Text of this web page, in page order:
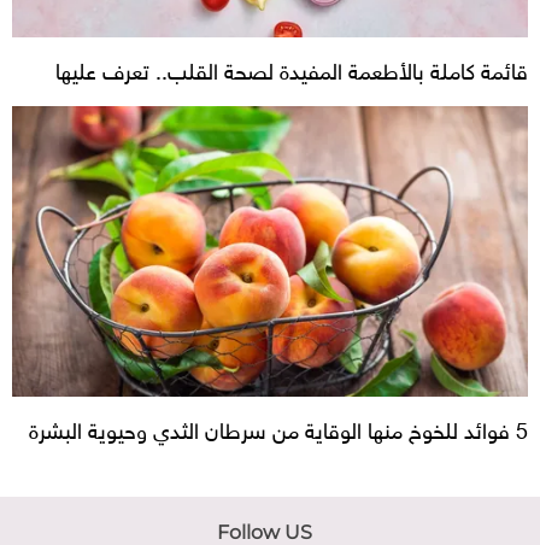
قائمة كاملة بالأطعمة المفيدة لصحة القلب.. تعرف عليها
5 فوائد للخوخ منها الوقاية من سرطان الثدي وحيوية البشرة
Follow US